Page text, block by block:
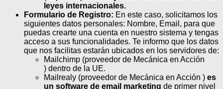
leyes internacionales.
Formulario de Registro: En este caso, solicitamos los
siguientes datos personales: Nombre, Email, para que
puedas crearte una cuenta en nuestro sistema y tengas
acceso a sus funcionalidades. Te informo que los datos
que nos facilitas estarán ubicados en los servidores de:
Mailchimp (proveedor de Mecánica en Acción
) dentro de la UE.
Mailrealy (proveedor de Mecánica en Acción ) es
un software de email marketing de primer nivel